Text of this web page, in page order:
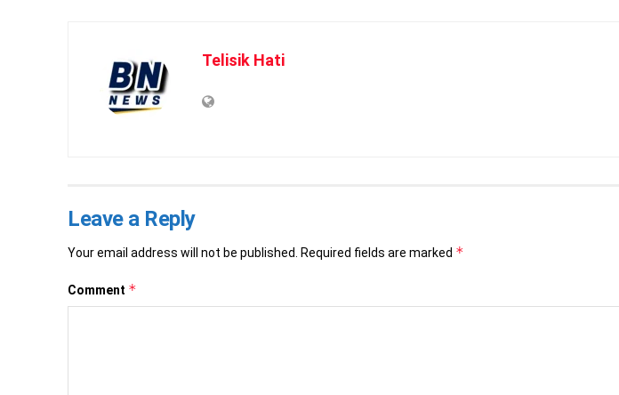
Telisik Hati
Leave a Reply
Your email address will not be published. Required fields are marked *
Comment *